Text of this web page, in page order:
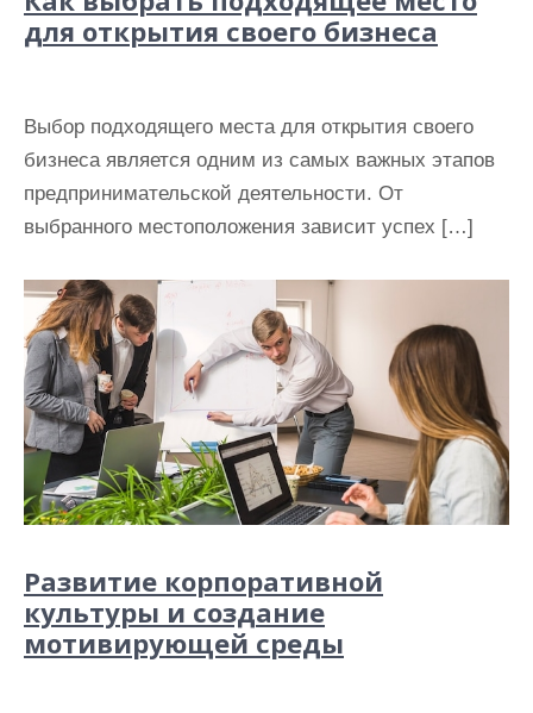
для открытия своего бизнеса
Выбор подходящего места для открытия своего
бизнеса является одним из самых важных этапов
предпринимательской деятельности. От
выбранного местоположения зависит успех […]
Развитие корпоративной
культуры и создание
мотивирующей среды